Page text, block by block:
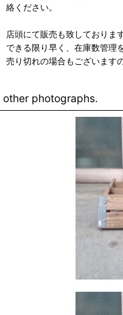
絡ください。
店頭にて販売も致しております
できる限り早く、在庫数管理
売り切れの場合もございます
other photographs.